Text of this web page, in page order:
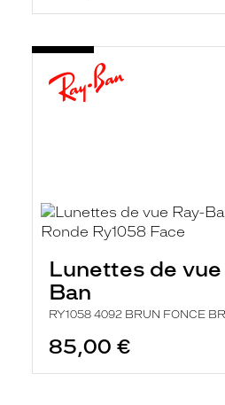
Lunettes de vue
Ban
RY1058 4092 BRUN FONCE
85,00 €